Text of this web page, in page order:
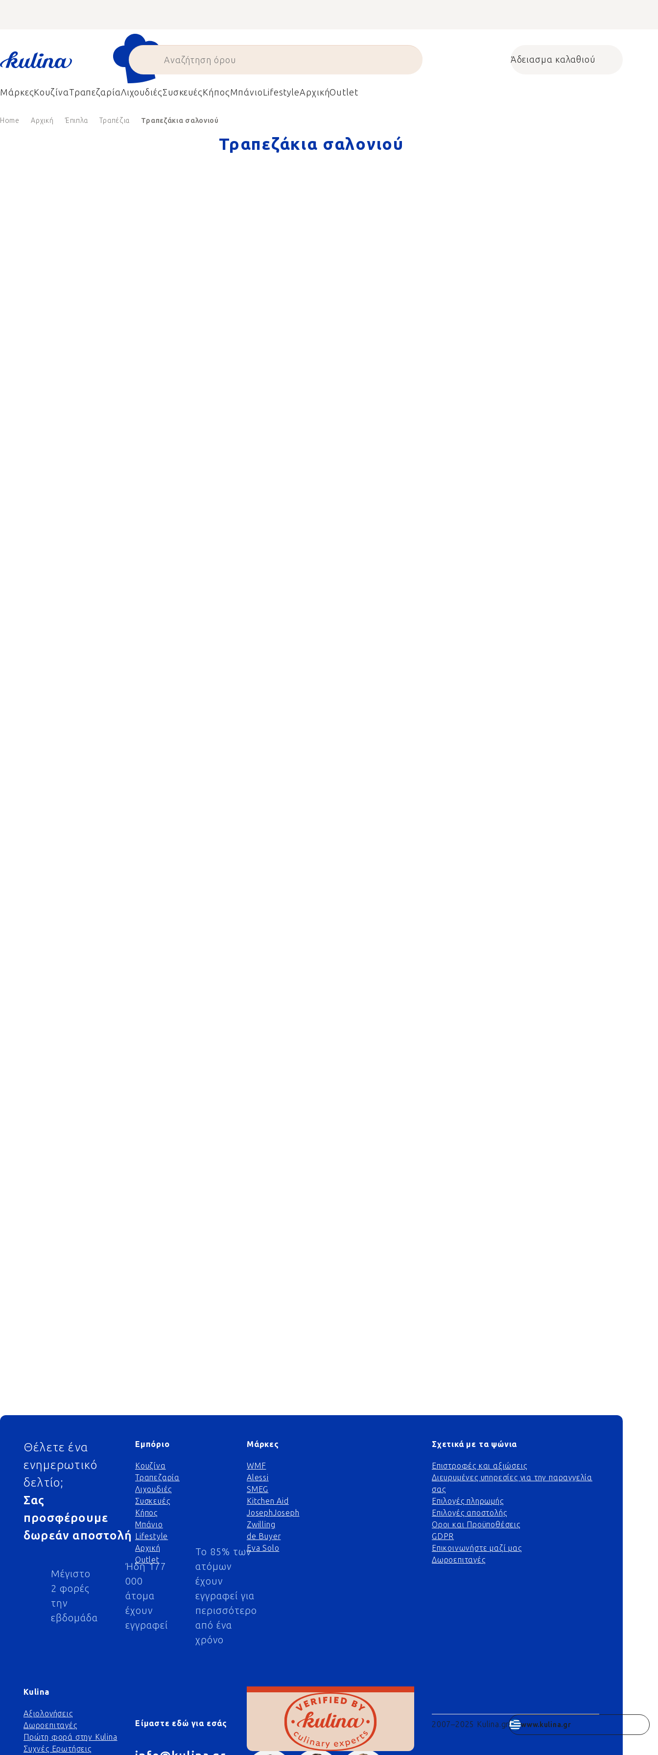
Shopping cart
Άδειασμα καλαθιού
ΜάρκεςΚουζίναΤραπεζαρίαΛιχουδιέςΣυσκευέςΚήποςΜπάνιοLifestyleΑρχικήOutlet
Home Αρχική Έπιπλα Τραπέζια Τραπεζάκια σαλονιού
Τραπεζάκια σαλονιού
Footer
Θέλετε ένα
ενημερωτικό
δελτίο;
Σας
προσφέρουμε
δωρεάν αποστολή
Μέγιστο
2 φορές
την
εβδομάδα
Ήδη 177
000
άτομα
έχουν
εγγραφεί
Το 85% των
ατόμων
έχουν
εγγραφεί για
περισσότερο
από ένα
χρόνο
Εμπόριο
Κουζίνα
Τραπεζαρία
Λιχουδιές
Συσκευές
Κήπος
Μπάνιο
Lifestyle
Αρχική
Outlet
Μάρκες
WMF
Alessi
SMEG
Kitchen Aid
JosephJoseph
Zwilling
de Buyer
Eva Solo
Σχετικά με τα ψώνια
Επιστροφές και αξιώσεις
Διευρυμένες υπηρεσίες για την παραγγελία
σας
Επιλογές πληρωμής
Επιλογές αποστολής
Οροι και Προϋποθέσεις
GDPR
Επικοινωνήστε μαζί μας
Δωροεπιταγές
Kulina
Αξιολογήσεις
Δωροεπιταγές
Πρώτη φορά στην Kulina
Συχνές Ερωτήσεις
Είμαστε εδώ για εσάς 2007–2025 Kulina.gr www.kulina.gr